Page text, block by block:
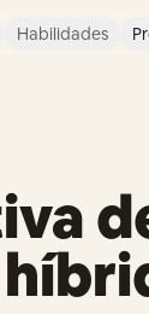
Habilidades